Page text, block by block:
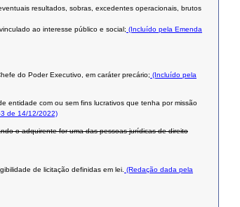
resultados, sobras, excedentes operacionais, brutos
ao interesse público e social; (Incluído pela Emenda
do Poder Executivo, em caráter precário; (Incluído pela
entidade com ou sem fins lucrativos que tenha por missão
de 14/12/2022)
o adquirente for uma das pessoas jurídicas de direito
de licitação definidas em lei. (Redação dada pela